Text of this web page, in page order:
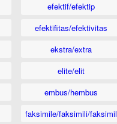
efektif/efektip
efektifitas/efektivitas
ekstra/extra
elite/elit
embus/hembus
faksimile/faksimili/faksimil